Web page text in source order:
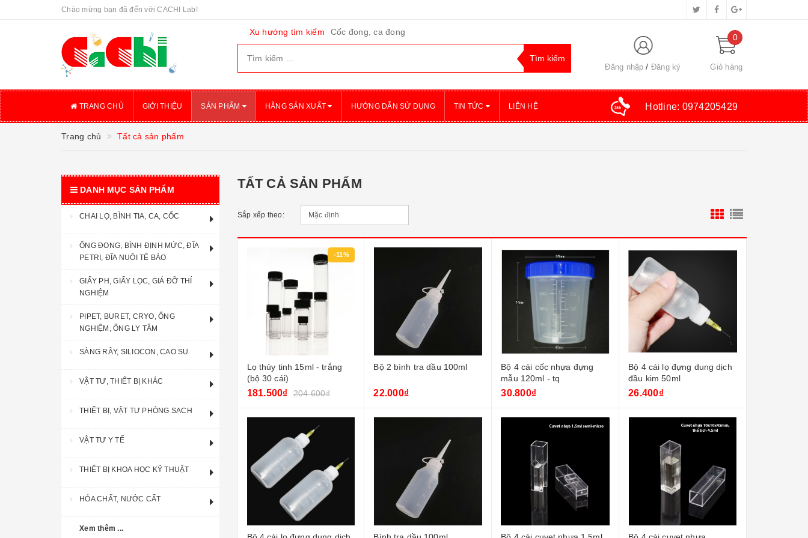
Chào mừng bạn đã đến với CACHI Lab!
Xu hướng tìm kiếm Cốc đong, ca đong
Đăng nhập Đăng ký
0
Giỏ hàng
TRANG CHỦ GIỚI THIỆU SẢN PHẨM HÃNG SẢN XUẤT HƯỚNG DẪN SỬ DỤNG TIN TỨC LIÊN HỆ Hotline: 0974205429
Trang chủ Tất cả sản phẩm
TẤT CẢ SẢN PHẨM
Sắp xếp theo:
-11%
Lọ thủy tinh 15ml - trắng
(bộ 30 cái)
181.500₫ 204.600₫
Bộ 2 bình tra dầu 100ml
22.000₫
Bộ 4 cái cốc nhựa đựng
mẫu 120ml - tq
30.800₫
Bộ 4 cái lọ đựng dung dịch
đầu kim 50ml
26.400₫
DANH MỤC SẢN PHẨM
CHAI LỌ, BÌNH TIA, CA, CỐC
ỐNG ĐONG, BÌNH ĐỊNH MỨC, ĐĨA
PETRI, ĐĨA NUÔI TẾ BÁO
GIẤY PH, GIẤY LỌC, GIÁ ĐỠ THÍ
NGHIỆM
PIPET, BURET, CRYO, ỐNG
NGHIỆM, ỐNG LY TÂM
SÀNG RÂY, SILIOCON, CAO SU
VẬT TƯ, THIẾT BỊ KHÁC
THIẾT BỊ, VẬT TƯ PHÒNG SẠCH
VẬT TƯ Y TẾ
THIẾT BỊ KHOA HỌC KỸ THUẬT
HÓA CHẤT, NƯỚC CẤT
Xem thêm ...